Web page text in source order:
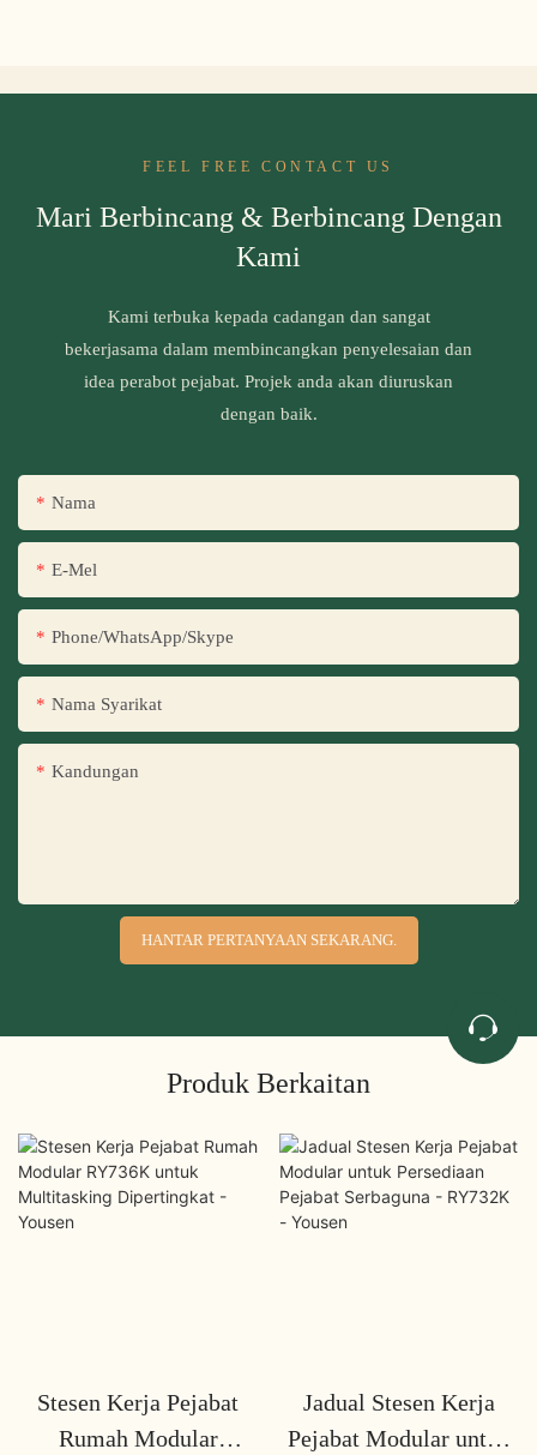
FEEL FREE CONTACT US
Mari Berbincang & Berbincang Dengan
Kami
Kami terbuka kepada cadangan dan sangat
bekerjasama dalam membincangkan penyelesaian dan
idea perabot pejabat. Projek anda akan diuruskan
dengan baik.
Nama
E-Mel
Phone/WhatsApp/Skype
Nama Syarikat
Kandungan
HANTAR PERTANYAAN SEKARANG.
Produk Berkaitan
Stesen Kerja Pejabat
Rumah Modular
Jadual Stesen Kerja
Pejabat Modular untuk